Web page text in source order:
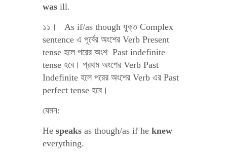
was ill.
১১। As if/as though যুক্ত Complex
sentence এ পূর্বের অংশের Verb Present
tense হলে পরের অংশ Past indefinite
tense হবে। প্রথম অংশের Verb Past
Indefinite হলে পরের অংশের Verb এর Past
perfect tense হবে।
যেমন:
He speaks as though/as if he knew
everything.